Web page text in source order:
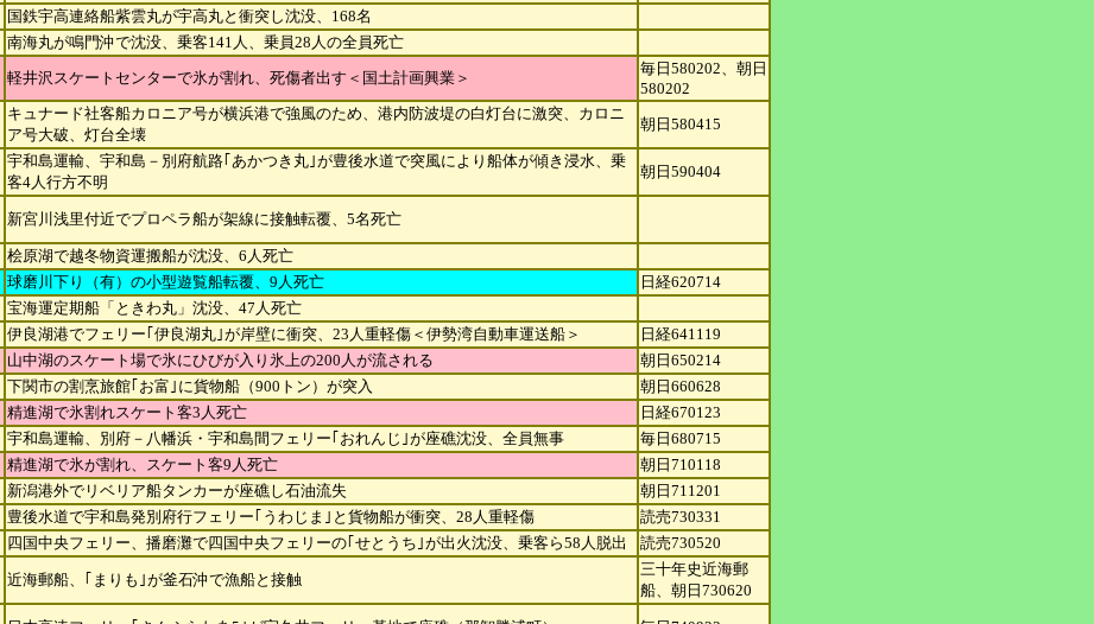
国鉄宇高連絡船紫雲丸が宇高丸と衝突し沈没、168名
南海丸が鳴門沖で沈没、乗客141人、乗員28人の全員死亡
軽井沢スケートセンターで氷が割れ、死傷者出す＜国土計画興業＞
毎日580202、朝日
580202
キュナード社客船カロニア号が横浜港で強風のため、港内防波堤の白灯台に激突、カロニ
ア号大破、灯台全壊
朝日580415
宇和島運輸、宇和島－別府航路｢あかつき丸｣が豊後水道で突風により船体が傾き浸水、 乗
客4人行方不明
朝日590404
新宮川浅里付近でプロペラ船が架線に接触転覆、5名死亡
桧原湖で越冬物資運搬船が沈没、6人死亡
球磨川下り（有）の小型遊覧船転覆、9人死亡
日経620714
宝海運定期船「ときわ丸」沈没、47人死亡
伊良湖港でフェリー｢伊良湖丸｣が岸壁に衝突、23人重軽傷＜伊勢湾自動車運送船＞
日経641119
山中湖のスケート場で氷にひびが入り氷上の200人が流される
朝日650214
下関市の割烹旅館｢お富｣に貨物船（900トン）が突入
朝日660628
精進湖で氷割れスケート客3人死亡
日経670123
宇和島運輸、別府－八幡浜・宇和島間フェリー｢おれんじ｣が座礁沈没、全員無事 毎日680715
精進湖で氷が割れ、スケート客9人死亡
朝日710118
新潟港外でリベリア船タンカーが座礁し石油流失 朝日711201
豊後水道で宇和島発別府行フェリー｢うわじま｣と貨物船が衝突、28人重軽傷
読売730331
四国中央フェリー、播磨灘で四国中央フェリーの｢せとうち｣が出火沈没、乗客ら58人脱出 読売730520
近海郵船、｢まりも｣が釜石沖で漁船と接触
三十年史近海郵
船、朝 日730620